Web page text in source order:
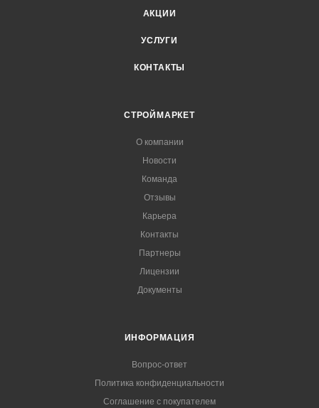
АКЦИИ
УСЛУГИ
КОНТАКТЫ
СТРОЙМАРКЕТ
О компании
Новости
Команда
Отзывы
Карьера
Контакты
Партнеры
Лицензии
Документы
ИНФОРМАЦИЯ
Вопрос-ответ
Политика конфиденциальности
Соглашение с покупателем